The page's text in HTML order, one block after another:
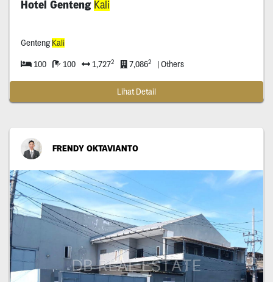
Hotel Genteng Kali
GentengKali
100 100 1,7272 7,0862 | Others
Lihat Detail
FRENDY OKTAVIANTO